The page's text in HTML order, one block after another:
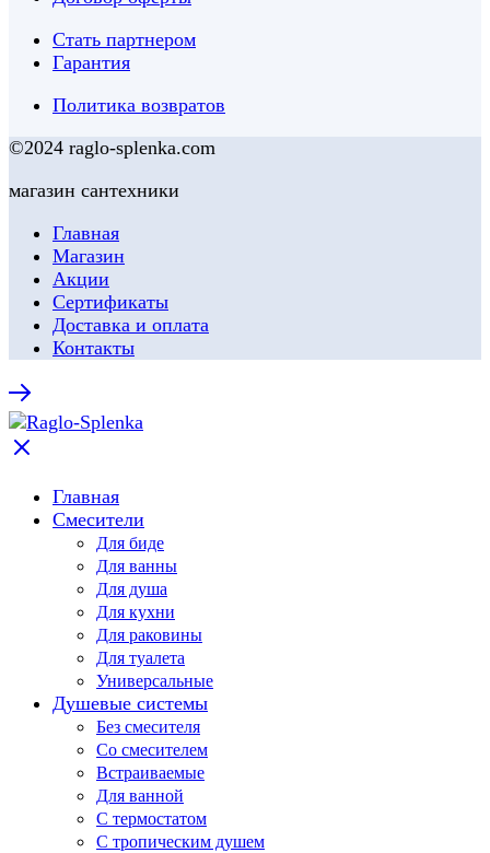
Стать партнером
Гарантия
Политика возвратов
©2024 raglo-splenka.com
магазин сантехники
Главная
Магазин
Акции
Сертификаты
Доставка и оплата
Контакты
Главная
Смесители
Для биде
Для ванны
Для душа
Для кухни
Для раковины
Для туалета
Универсальные
Душевые системы
Без смесителя
Со смесителем
Встраиваемые
Для ванной
С термостатом
С тропическим душем